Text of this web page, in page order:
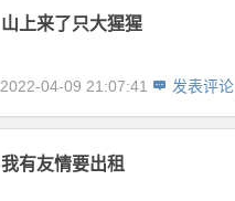
山上来了只大猩猩
2022-04-09 21:07:41 发表评论
我有友情要出租